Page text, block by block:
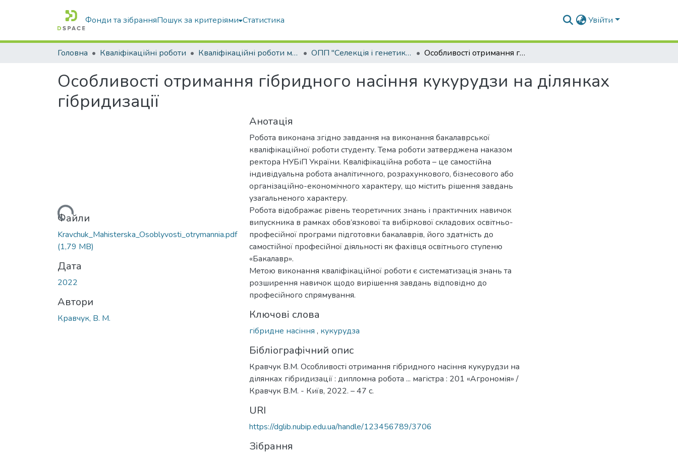
Фонди та зібранняПошук за критеріями Статистика Увійти
Головна Кваліфікаційні роботи Кваліфікаційні роботи магістрів ОПП "Селекція і генетика сільськогосподарських культур" Особливості отримання гібридного насіння кукурудзи на ділянках гібридизації
Особливості отримання гібридного насіння кукурудзи на ділянках
гібридизації
Вантажиться...Файли
Kravchuk_Мahisterska_Osoblyvosti_otrymannia.pdf
(1,79 MB)
Дата
2022
Автори
Кравчук, В. М.
Анотація
Робота виконана згідно завдання на виконання бакалаврської
кваліфікаційної роботи студенту. Тема роботи затверджена наказом
ректора НУБіП України. Кваліфікаційна робота – це самостійна
індивідуальна робота аналітичного, розрахункового, бізнесового або
організаційно-економічного характеру, що містить рішення завдань
узагальненого характеру.
Робота відображає рівень теоретичних знань і практичних навичок
випускника в рамках обов’язкової та вибіркової складових освітньо-
професійної програми підготовки бакалаврів, його здатність до
самостійної професійної діяльності як фахівця освітнього ступеню
«Бакалавр».
Метою виконання кваліфікаційної роботи є систематизація знань та
розширення навичок щодо вирішення завдань відповідно до
професійного спрямування.
Ключові слова
гібридне насіння , кукурудза
Бібліографічний опис
Кравчук В.М. Особливості отримання гібридного насіння кукурудзи на
ділянках гібридизації : дипломна робота ... магістра : 201 «Агрономія» /
Кравчук В.М. - Київ, 2022. – 47 с.
URI
https://dglib.nubip.edu.ua/handle/123456789/3706
Зібрання